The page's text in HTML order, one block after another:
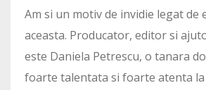
Am si un motiv de invidie legat de
aceasta. Producator, editor si
este Daniela Petrescu, o tanara
foarte talentata si foarte atenta